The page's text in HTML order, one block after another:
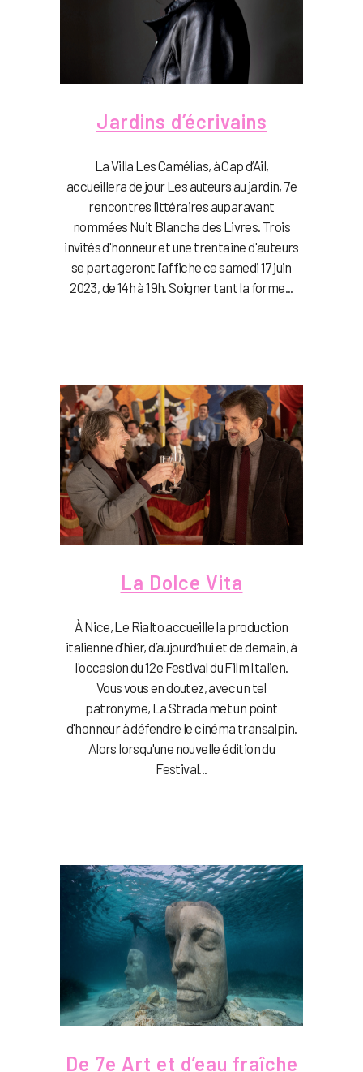
Jardins d’écrivains
La Villa Les Camélias, à Cap d’Ail,
accueillera de jour Les auteurs au jardin, 7e
rencontres littéraires auparavant
nommées Nuit Blanche des Livres. Trois
invités d'honneur et une trentaine d'auteurs
se partageront l’affiche ce samedi 17 juin
2023, de 14h à 19h. Soigner tant la forme...
La Dolce Vita
À Nice, Le Rialto accueille la production
italienne d’hier, d’aujourd’hui et de demain, à
l'occasion du 12e Festival du Film Italien.
Vous vous en doutez, avec un tel
patronyme, La Strada met un point
d'honneur à défendre le cinéma transalpin.
Alors lorsqu'une nouvelle édition du
Festival...
De 7e Art et d’eau fraîche